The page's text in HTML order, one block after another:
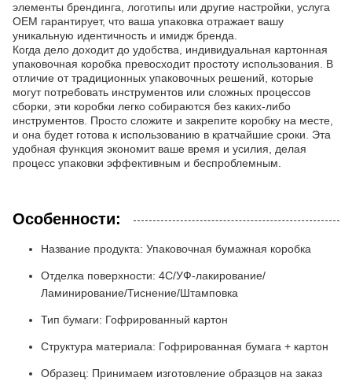
элементы брендинга, логотипы или другие настройки, услуга
OEM гарантирует, что ваша упаковка отражает вашу
уникальную идентичность и имидж бренда.
Когда дело доходит до удобства, индивидуальная картонная
упаковочная коробка превосходит простоту использования. В
отличие от традиционных упаковочных решений, которые
могут потребовать инструментов или сложных процессов
сборки, эти коробки легко собираются без каких-либо
инструментов. Просто сложите и закрепите коробку на месте,
и она будет готова к использованию в кратчайшие сроки. Эта
удобная функция экономит ваше время и усилия, делая
процесс упаковки эффективным и беспроблемным.
Особенности:
Название продукта: Упаковочная бумажная коробка
Отделка поверхности: 4C/УФ-лакирование/
Ламинирование/Тиснение/Штамповка
Тип бумаги: Гофрированный картон
Структура материала: Гофрированная бумага + картон
Образец: Принимаем изготовление образцов на заказ